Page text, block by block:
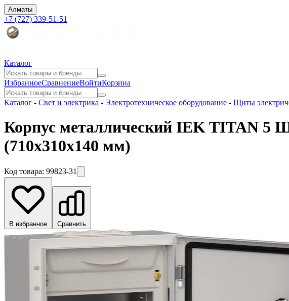
Алматы
+7 (727) 339-51-51
Каталог
ИзбранноеСравнениеВойтиКорзина
Каталог - Свет и электрика - Электротехническое оборудование - Щиты
Корпус металлический IEK TITAN 5
(710х310х140 мм)
Код товара: 99823-31
В избранное Сравнить